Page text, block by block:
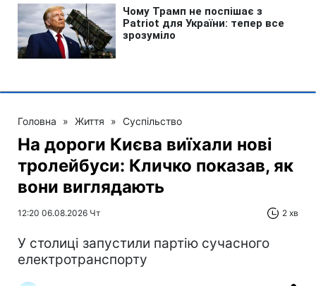
Головна » Життя » Суспільство
На дороги Києва виїхали нові
тролейбуси: Кличко показав, як
вони виглядають
12:20 06.08.2026 Чт 2 хв
У столиці запустили партію сучасного
електротранспорту